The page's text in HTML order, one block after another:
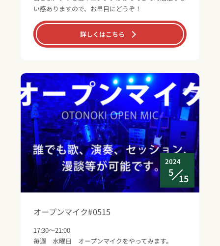
い感ありますので、お早目にどうぞ！
詳しくはこちら
2024
5
15
オープンマイク#0515
17:30～21:00
毎週 水曜日 オープンマイクをやってみます。